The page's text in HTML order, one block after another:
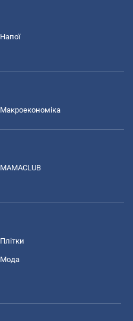
Напої
Макроекономіка
MAMACLUB
Плітки
Мода